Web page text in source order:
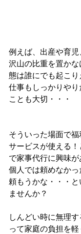
例えば、出産や育
沢山の比重を置か
態は誰にでも起こり
仕事もしっかりや
ことも大切・・・
そういった場面で
サービスが使える！
で家事代行に興味
個人では頼めなか
頼もうかな・・・
ませんか？
しんどい時に無理
って家庭の負担を